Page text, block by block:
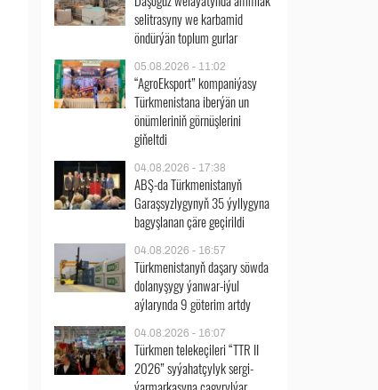
selitrasyny we karbamid
öndürýän toplum gurlar
05.08.2026 - 11:02
“AgroEksport” kompaniýasy
Türkmenistana iberýän un
önümleriniň görnüşlerini
giňeltdi
04.08.2026 - 17:38
ABŞ-da Türkmenistanyň
Garaşsyzlygynyň 35 ýyllygyna
bagyşlanan çäre geçirildi
04.08.2026 - 16:57
Türkmenistanyň daşary söwda
dolanyşygy ýanwar-iýul
aýlarynda 9 göterim artdy
04.08.2026 - 16:07
Türkmen telekeçileri “TTR II
2026” syýahatçylyk sergi-